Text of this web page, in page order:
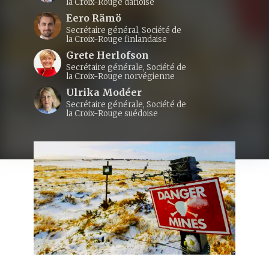
la Croix-Rouge danoise
Eero Rämö
Secrétaire général, Société de
la Croix-Rouge finlandaise
Grete Herlofson
Secrétaire générale, Société de
la Croix-Rouge norvégienne
Ulrika Modéer
Secrétaire générale, Société de
la Croix-Rouge suédoise